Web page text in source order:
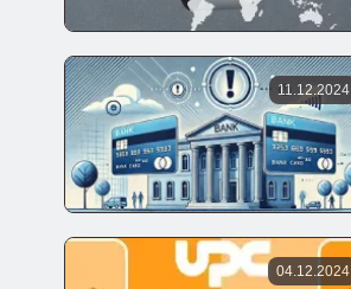
11.12.2024
04.12.2024